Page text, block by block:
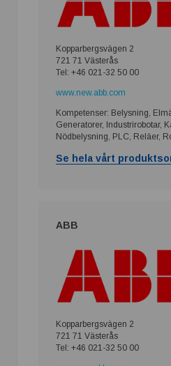
Kopparbergsvägen 2
721 71 Västerås
Tel: +46 021-32 50 00
www.new.abb.com
Kompetenser: Belysning,
Generatorer, Industrirobotar,
Nödbelysning, PLC, Reläer,
Se hela vårt
ABB
Kopparbergsvägen 2
721 71 Västerås
Tel: +46 021-32 50 00